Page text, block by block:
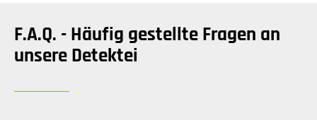
F.A.Q. - Häufig gestellte Fragen an
unsere Detektei